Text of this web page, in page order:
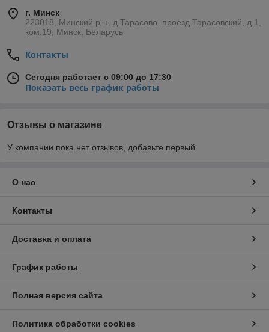
г. Минск
223018, Минский р-н, д.Тарасово, проезд Тарасовский, д.1,
ком.19, Минск, Беларусь
Контакты
Сегодня работает с 09:00 до 17:30
Показать весь график работы
Отзывы о магазине
У компании пока нет отзывов, добавьте первый
О нас
Контакты
Доставка и оплата
График работы
Полная версия сайта
Политика обработки cookies